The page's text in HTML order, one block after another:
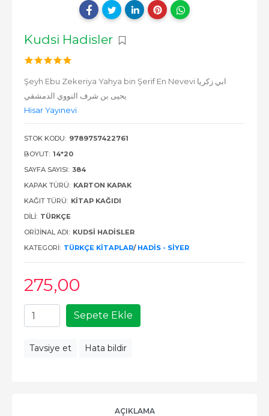
Kudsi Hadisler
Şeyh Ebu Zekeriya Yahya bin Şerif En Nevevi ابي زكريا
يحيى بن شرف النووي الدمشقي
Hisar Yayınevi
STOK KODU: 9789757422761
BOYUT: 14*20
SAYFA SAYISI: 384
KAPAK TÜRÜ: KARTON KAPAK
KAĞIT TÜRÜ: KITAP KAĞIDI
DILI: TÜRKÇE
ORIJINAL ADI: KUDSI HADISLER
KATEGORI: TÜRKÇE KITAPLAR/ HADIS - SIYER
275,00
Sepete Ekle
Tavsiye et Hata bildir
AÇIKLAMA